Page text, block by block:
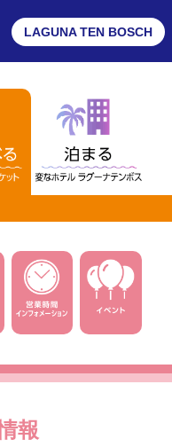
ケット
LAGUNA TEN BOSCH
報